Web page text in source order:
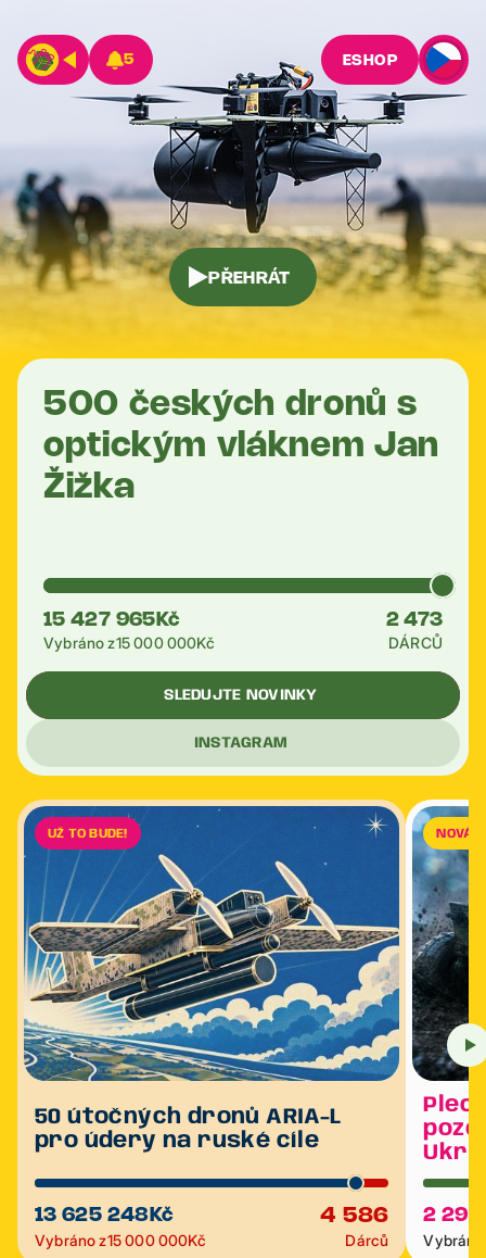
5 ESHOP
PŘEHRÁT
500 českých dronů s
optickým vláknem Jan
Žižka
15 427 965 Kč 2 473
Vybráno z15 000 000Kč DÁRCŮ
SLEDUJTE NOVINKY
INSTAGRAM
UŽ TO BUDE!
50 útočných dronů ARIA-L
pro údery na ruské cíle
13 625 248 Kč 4 586
Vybráno z15 000 000Kč Dárců
NOVÁ
2 291